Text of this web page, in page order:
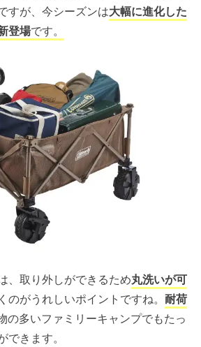
すが、今シーズンは大幅に進化した
登場です。
、取り外しができるため丸洗いが可
のがうれしいポイントですね。 耐荷
の多いファミリーキャンプでもたっ
きます。